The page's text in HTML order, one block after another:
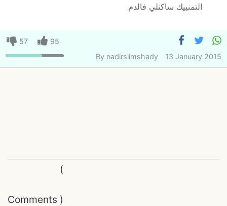
التمنييك ساكنلي فالدم
57
95
By nadirslimshady 13 January 2015
Comments
(
)